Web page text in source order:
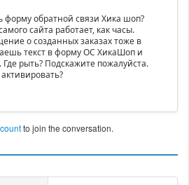
форму обратной связи Хика шоп?
сайта работает, как часы.
о созданных заказах тоже в
текст в форму ОС ХикаШоп и
рыть? Подскажите пожалуйста.
to join the conversation.